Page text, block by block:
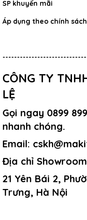
SP khuyến mãi
Áp dụng theo chính
CÔNG TY
LỆ
Gọi ngay 0899
nhanh chóng.
Email:
Địa chỉ
21 Yên Bái 2,
Trưng, Hà Nội